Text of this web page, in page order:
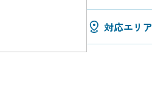
対応エリア